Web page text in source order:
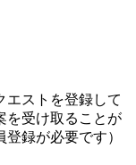
エストを登録して
を受け取ることが
録が必要です）